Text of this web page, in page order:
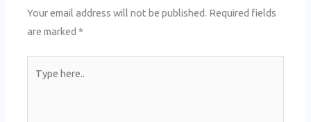
Your email address will not be published. Required fields
are marked*
here..